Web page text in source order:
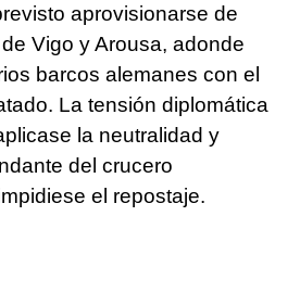
aprovisionarse de
Vigo y Arousa, adonde
barcos alemanes con el
La tensión diplomática
la neutralidad y
del crucero
el repostaje.